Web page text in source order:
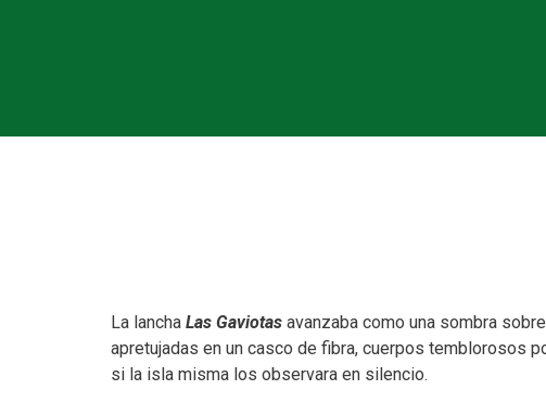
La lancha Las Gaviotas avanzaba como una sombra
apretujadas en un casco de fibra, cuerpos temblorosos
si la isla misma los observara en silencio.